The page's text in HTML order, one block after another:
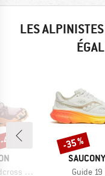
LES
Tex
%
MARQUE
SAUCONY
Article
Guide 19
Remise
-35 %